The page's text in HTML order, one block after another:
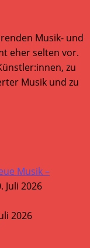
Musik- und
eher selten vor.
zu
Musik und zu
Musik –
Juli 2026
2026